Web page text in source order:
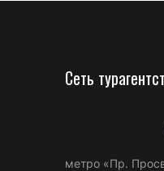
Сеть
метро «Пр.